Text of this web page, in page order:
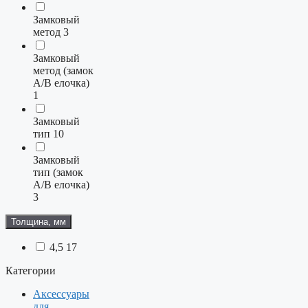
Замковый
метод 3
Замковый
метод (замок
A/B елочка)
1
Замковый
тип 10
Замковый
тип (замок
A/B елочка)
3
Толщина, мм
4,5 17
Категории
Аксессуары